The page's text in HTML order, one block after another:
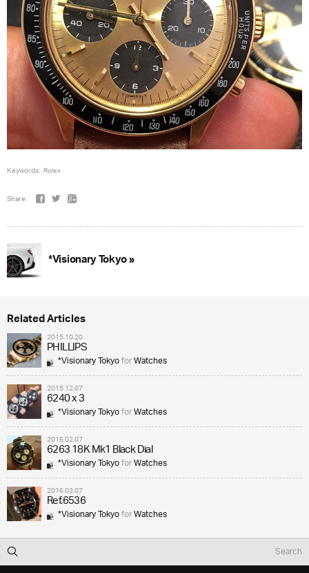
Keywords: Rolex
Share:
*Visionary Tokyo »
Related Articles
2015.10.20
PHILLIPS
*Visionary TokyoforWatches
2015.12.07
6240 x 3
*Visionary TokyoforWatches
2016.02.07
6263 18K Mk1 Black Dial
*Visionary TokyoforWatches
2016.03.07
Ref.6536
*Visionary TokyoforWatches